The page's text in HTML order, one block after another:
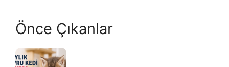
Önce Çıkanlar